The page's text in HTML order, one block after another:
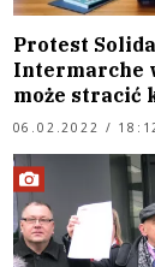
Protest
Intermarche
może stracić
06.02.2022 /